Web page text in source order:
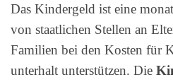
Das Kindergeld ist eine
von staatlichen Stellen an
Familien bei den Kosten für
unterhalt unterstützen. Die